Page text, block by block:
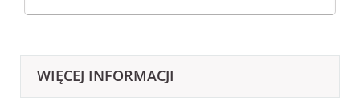
WIĘCEJ INFORMACJI